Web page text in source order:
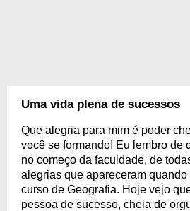
Uma vida plena de sucessos
Que alegria para mim é poder
você se formando! Eu lembro de
no começo da faculdade, de
alegrias que apareceram
curso de Geografia. Hoje vejo
pessoa de sucesso, cheia de